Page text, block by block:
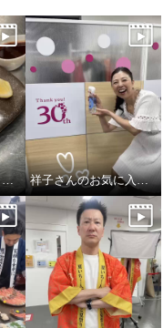
九州うまいもん巡り！！ 祥子さんのお気に入り！すいすい水